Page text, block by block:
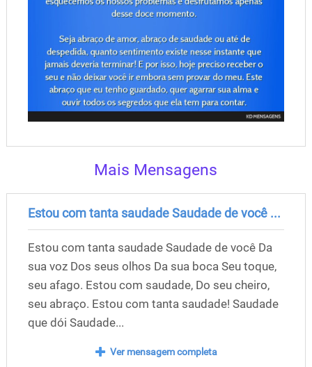
Mais Mensagens
Estou com tanta saudade Saudade de você ...
Estou com tanta saudade Saudade de você Da
sua voz Dos seus olhos Da sua boca Seu toque,
seu afago. Estou com saudade, Do seu cheiro,
seu abraço. Estou com tanta saudade! Saudade
que dói Saudade...
Ver mensagem completa